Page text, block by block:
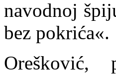
navodnoj
bez pokrića«.
Orešković,